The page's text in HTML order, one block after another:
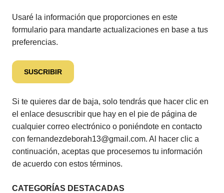
Usaré la información que proporciones en este
formulario para mandarte actualizaciones en base a tus
preferencias.
Si te quieres dar de baja, solo tendrás que hacer clic en
el enlace desuscribir que hay en el pie de página de
cualquier correo electrónico o poniéndote en contacto
con fernandezdeborah13@gmail.com. Al hacer clic a
continuación, aceptas que procesemos tu información
de acuerdo con estos términos.
CATEGORÍAS DESTACADAS